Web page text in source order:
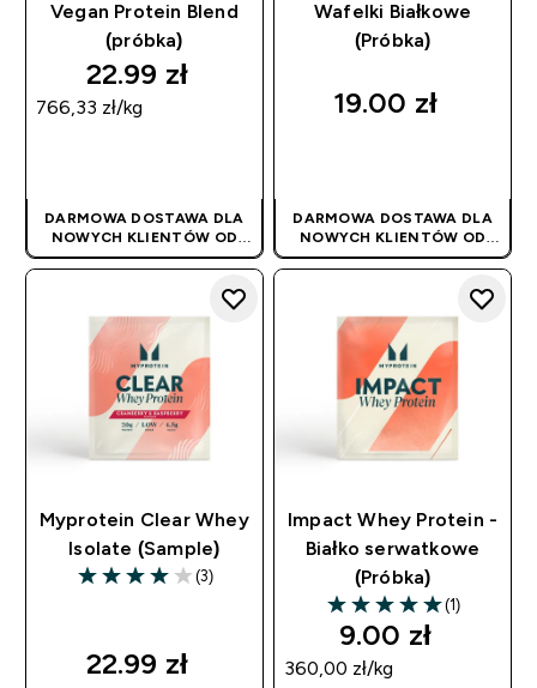
Vegan Protein Blend
(próbka)
22.99 zł‎
766,33 zł‎/kg
DARMOWA DOSTAWA DLA
NOWYCH KLIENTÓW OD
180PLN| PROMOCJA
Wafelki Białkowe
(Próbka)
19.00 zł‎
DARMOWA DOSTAWA DLA
NOWYCH KLIENTÓW OD
180PLN| PROMOCJA
Myprotein Clear Whey
Isolate (Sample)
4 out of 5 stars
(3)
22.99 zł‎
Impact Whey Protein -
Białko serwatkowe
(Próbka)
5 out of 5 stars
(1)
9.00 zł‎
360,00 zł‎/kg